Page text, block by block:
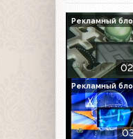
Рекламный
Рекламный